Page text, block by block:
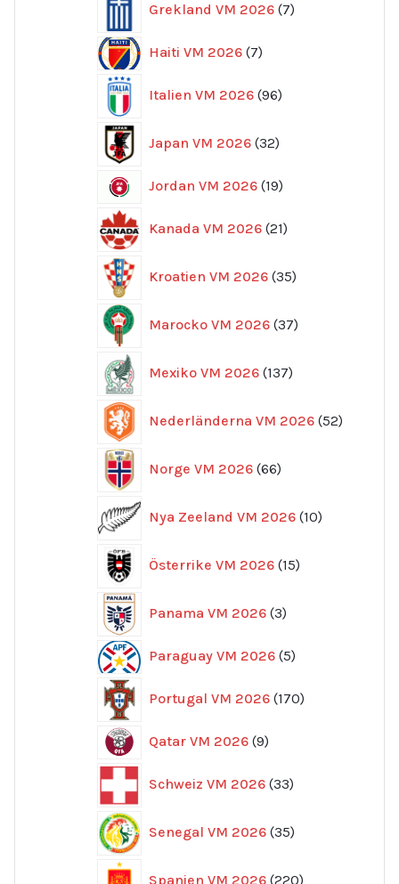
Grekland VM 2026 7
produkter
Haiti VM 2026 77
Italien VM 2026 96
produkter
Japan VM 2026 32
produkter
Jordan VM 2026 1919
Kanada VM 2026 21
produkter
Kroatien VM 2026 35
produkter
Marocko VM 2026 37
produkter
Mexiko VM 2026 137
produkter
Nederländerna VM 2026 52
Norge VM 2026 66
produkter
Nya Zeeland VM 2026 10
produkter
Österrike VM 2026 15
produkter
Panama VM 2026 3
produkter
Paraguay VM 2026 55
Portugal VM 2026 170
produkter
Qatar VM 2026 99
Schweiz VM 2026 33
produkter
Senegal VM 2026 35
produkter
Spanien VM 2026 220